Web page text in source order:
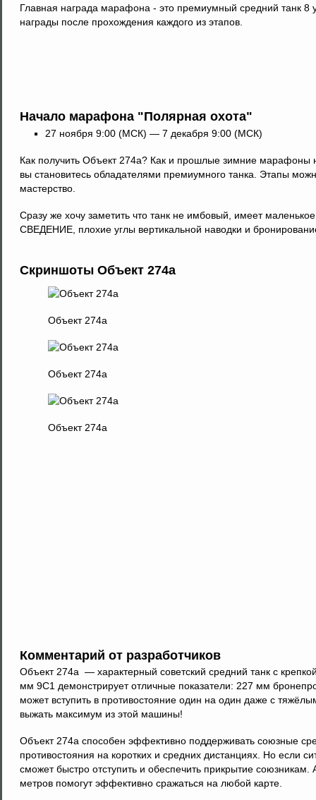
Главная награда марафона - это премиумный средний танк 8
награды после прохождения каждого из этапов.
Начало марафона "Полярная охота"
27 ноября 9:00 (МСК) — 7 декабря 9:00 (МСК)
Как получить Объект 274а? Как и прошлые зимние марафоны
вы становитесь обладателями премиумного танка. Этапы
мастерство.
Сразу же хочу заметить что танк не имбовый, имеет
СВЕДЕНИЕ, плохие углы вертикальной наводки и
Скриншоты Объект 274а
Объект 274а
Объект 274а
Объект 274а
Комментарий от разработчиков
Объект 274а — характерный советский средний танк с
мм 9С1 демонстрирует отличные показатели: 227 мм
может вступить в противостояние один на один даже с
выжать максимум из этой машины!
Объект 274а способен эффективно поддерживать союзные
противостояния на коротких и средних дистанциях. Но если
сможет быстро отступить и обеспечить прикрытие
метров помогут эффективно сражаться на любой карте.